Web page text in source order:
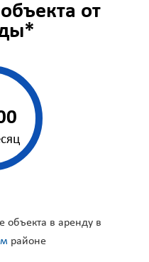
от
объекта в аренду в
районе